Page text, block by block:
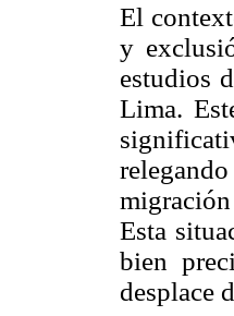
El
y
estudios
Lima.
Esta
bien
desplace